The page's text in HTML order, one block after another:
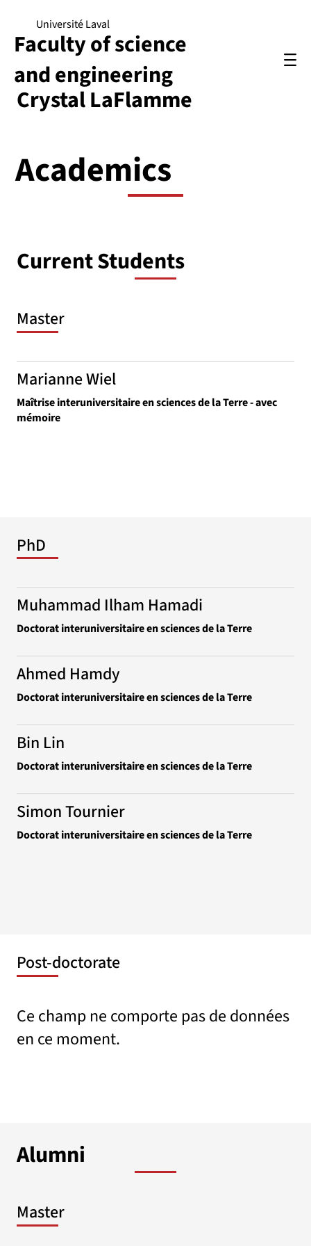
Crystal LaFlamme
Université Laval
Faculty of science
and engineering
Academics
Current Students
Master
Marianne Wiel
Maîtrise interuniversitaire en sciences de la Terre - avec
mémoire
Alumni
Master
PhD
Muhammad Ilham Hamadi
Doctorat interuniversitaire en sciences de la Terre
Ahmed Hamdy
Doctorat interuniversitaire en sciences de la Terre
Bin Lin
Doctorat interuniversitaire en sciences de la Terre
Simon Tournier
Doctorat interuniversitaire en sciences de la Terre
Post-doctorate
Ce champ ne comporte pas de données
en ce moment.